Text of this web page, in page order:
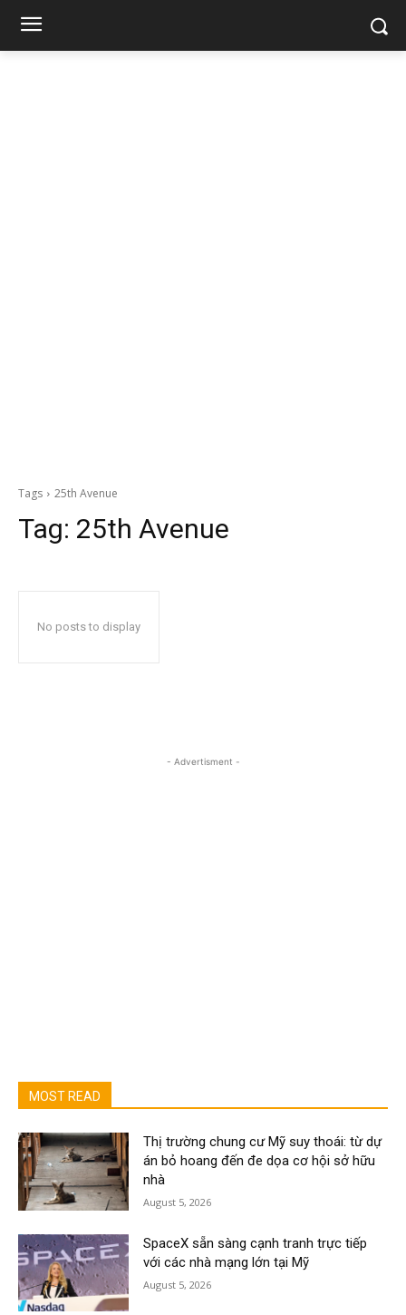
Tags 25th Avenue
Tag: 25th Avenue
No posts to display
- Advertisment -
MOST READ
Thị trường chung cư Mỹ suy thoái: từ dự
án bỏ hoang đến đe dọa cơ hội sở hữu
nhà
August 5, 2026
SpaceX sẵn sàng cạnh tranh trực tiếp
với các nhà mạng lớn tại Mỹ
August 5, 2026